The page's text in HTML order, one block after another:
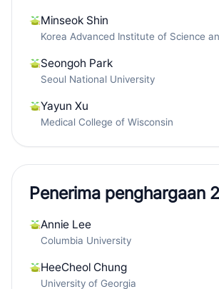
Minseok Shin
Korea Advanced Institute of Science
Seongoh Park
Seoul National University
Yayun Xu
Medical College of Wisconsin
Penerima penghargaan
Annie Lee
Columbia University
HeeCheol Chung
University of Georgia